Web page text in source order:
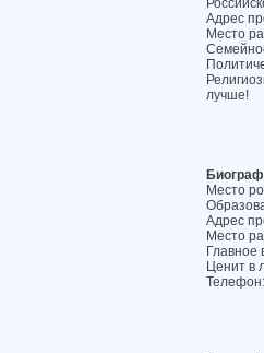
Адрес
Место
лучше!
Место
Адрес
Место
Главное
Ценит в